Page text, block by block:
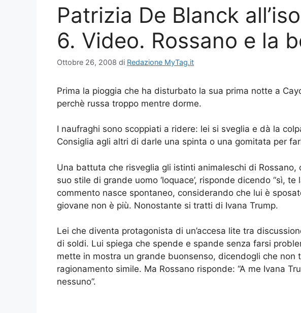
Patrizia De Blanck
6. Video. Rossano e la
Ottobre 26, 2008 di Redazione MyTag.it
Prima la pioggia che ha disturbato la sua prima notte a
perchè russa troppo mentre dorme.
I naufraghi sono scoppiati a ridere: lei si sveglia e dà la
Consiglia agli altri di darle una spinta o una gomitata per
Una battuta che risveglia gli istinti animaleschi di Rossano,
suo stile di grande uomo ‘loquace’, risponde dicendo “sì, te
commento nasce spontaneo, considerando che lui è
giovane non è più. Nonostante si tratti di Ivana Trump.
Lei che diventa protagonista di un’accesa lite tra
di soldi. Lui spiega che spende e spande senza farsi
mette in mostra un grande buonsenso, dicendogli che non
ragionamento simile. Ma Rossano risponde: “A me Ivana
nessuno”.